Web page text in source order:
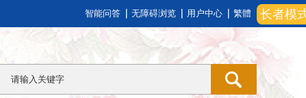
长者模
智能问答 无障碍浏览 用户中心 繁體